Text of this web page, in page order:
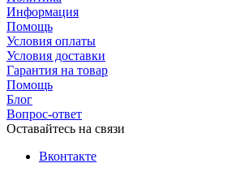
Информация
Помощь
Условия оплаты
Условия доставки
Гарантия на товар
Помощь
Блог
Вопрос-ответ
Оставайтесь на связи
Вконтакте